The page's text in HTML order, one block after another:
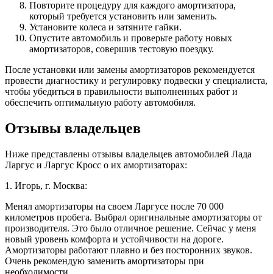
Повторите процедуру для каждого амортизатора,
который требуется установить или заменить.
Установите колеса и затяните гайки.
Опустите автомобиль и проверьте работу новых
амортизаторов, совершив тестовую поездку.
После установки или замены амортизаторов рекомендуется
провести диагностику и регулировку подвески у специалиста,
чтобы убедиться в правильности выполненных работ и
обеспечить оптимальную работу автомобиля.
Отзывы владельцев
Ниже представлены отзывы владельцев автомобилей Лада
Ларгус и Ларгус Кросс о их амортизаторах:
1. Игорь, г. Москва:
Менял амортизаторы на своем Ларгусе после 70 000
километров пробега. Выбрал оригинальные амортизаторы от
производителя. Это было отличное решение. Сейчас у меня
новый уровень комфорта и устойчивости на дороге.
Амортизаторы работают плавно и без посторонних звуков.
Очень рекомендую заменить амортизаторы при
необходимости.